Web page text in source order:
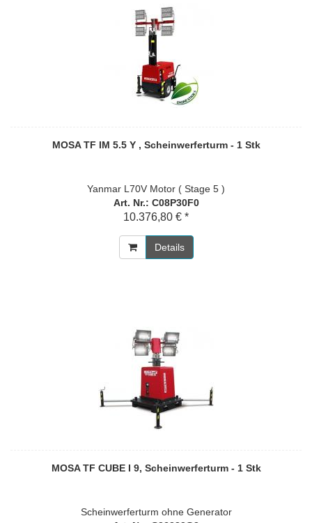
MOSA TF IM 5.5 Y , Scheinwerferturm - 1 Stk
Yanmar L70V Motor ( Stage 5 )
Art. Nr.: C08P30F0
10.376,80 € *
Details
MOSA TF CUBE I 9, Scheinwerferturm - 1 Stk
Scheinwerferturm ohne Generator